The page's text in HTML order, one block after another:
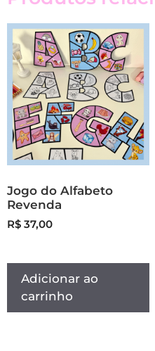
Jogo do Alfabeto
Revenda
R$ 37,00
Adicionar ao
carrinho